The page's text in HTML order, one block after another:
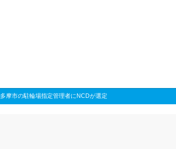
多摩市の駐輪場指定管理者にNCDが選定